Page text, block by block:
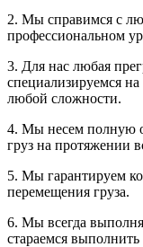
2. Мы справимся с
профессиональном
3. Для нас любая
специализируемся
любой сложности.
4. Мы несем полную
груз на протяжении
5. Мы гарантируем
перемещения груза.
6. Мы всегда
стараемся